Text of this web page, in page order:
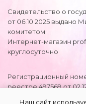
Свидетельство о
от 06.10.2025 выдано
комитетом
Интернет-магазин
круглосуточно
Регистрационный
реестре 497569 от
Наш сайт